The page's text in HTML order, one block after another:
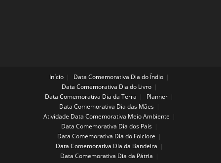
Início
Data Comemorativa Dia do Índio
Data Comemorativa Dia do Livro
Data Comemorativa Dia da Terra
Planner
Data Comemorativa Dia das Mães
Atividade Data Comemorativa Meio Ambiente
Data Comemorativa Dia dos Pais
Data Comemorativa Dia do Folclore
Data Comemorativa Dia da Bandeira
Data Comemorativa Dia da Pátria